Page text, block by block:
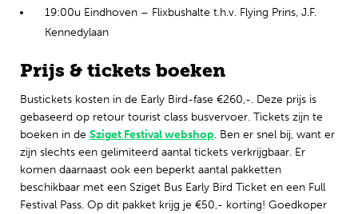
19:00u Eindhoven – Flixbushalte t.h.v. Flying Prins, J.F.
Kennedylaan
Prijs & tickets boeken
Bustickets kosten in de Early Bird-fase €260,-. Deze prijs is
gebaseerd op retour tourist class busvervoer. Tickets zijn te
boeken in de Sziget Festival webshop. Ben er snel bij, want er
zijn slechts een gelimiteerd aantal tickets verkrijgbaar. Er
komen daarnaast ook een beperkt aantal pakketten
beschikbaar met een Sziget Bus Early Bird Ticket en een Full
Festival Pass. Op dit pakket krijg je €50,- korting! Goedkoper